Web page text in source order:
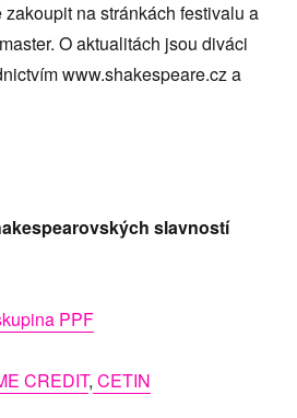
na stránkách festivalu a
O aktualitách jsou diváci
www.shakespeare.cz a
slavností
PPF
CREDIT, CETIN